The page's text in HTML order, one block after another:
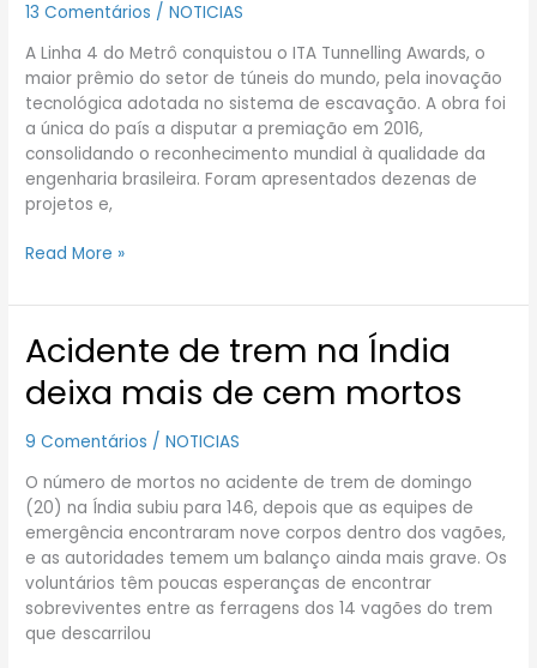
13 Comentários /NOTICIAS
A Linha 4 do Metrô conquistou o ITA Tunnelling Awards, o
maior prêmio do setor de túneis do mundo, pela inovação
tecnológica adotada no sistema de escavação. A obra foi
a única do país a disputar a premiação em 2016,
consolidando o reconhecimento mundial à qualidade da
engenharia brasileira. Foram apresentados dezenas de
projetos e,
de
Janeiro
conquista
o
“Oscar”
dos
túneis
Read More »
Acidente de trem na Índia
deixa mais de cem mortos
9 Comentários /NOTICIAS
O número de mortos no acidente de trem de domingo
(20) na Índia subiu para 146, depois que as equipes de
emergência encontraram nove corpos dentro dos vagões,
e as autoridades temem um balanço ainda mais grave. Os
voluntários têm poucas esperanças de encontrar
sobreviventes entre as ferragens dos 14 vagões do trem
que descarrilou
Acidente
de
trem
Índia
mais
de
cem
mortos